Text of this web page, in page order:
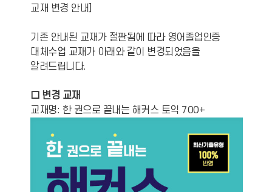
교재 변경 안내]
기존 안내된 교재가 절판됨에 따라 영어졸업인증
대체수업 교재가 아래와 같이 변경되었음을
알려드립니다.
□ 변경 교재
교재명: 한 권으로 끝내는 해커스 토익 700+